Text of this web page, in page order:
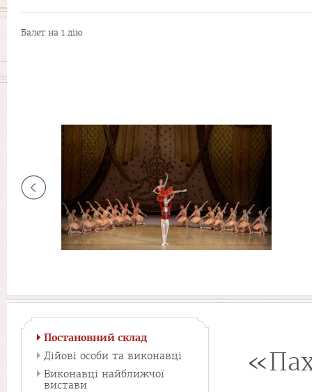
Балет на 1 дію
Постановний склад
Дійові особи та виконавці
Виконавці найближчої
вистави